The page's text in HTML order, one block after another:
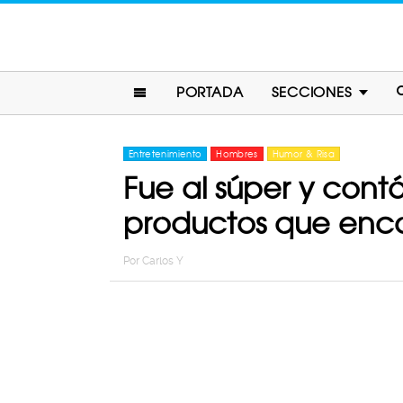
PORTADA SECCIONES
Entretenimiento Hombres Humor & Risa
Fue al súper y
productos que
Por Carlos Y